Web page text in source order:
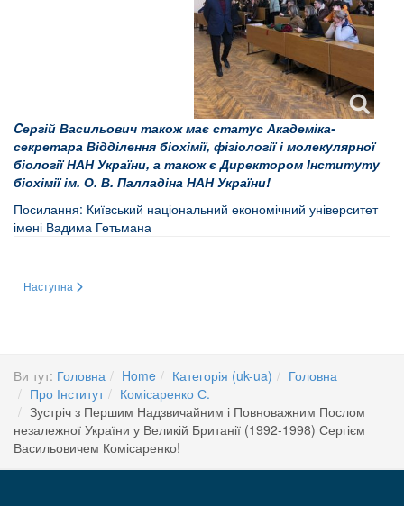
Cергій Васильович також має статус Академіка-
секретара Відділення біохімії, фізіології і молекулярної
біології НАН України, а також є Директором Інституту
біохімії ім. О. В. Палладіна НАН України!
Посилання: Київський національний економічний університет
імені Вадима Гетьмана
Наступна стаття: ЛІДЕРИ НАУКОВОГО ПРОГРЕСУ: ПІД ЗНАКОМ НОБЕЛЯ
Наступна
Ви тут: Головна Home Категорія (uk-ua)
Головна
Про Інститут
Комісаренко С.
Зустріч з Першим Надзвичайним і Повноважним Послом
незалежної України у Великій Британії (1992-1998) Сергієм
Васильовичем Комісаренко!